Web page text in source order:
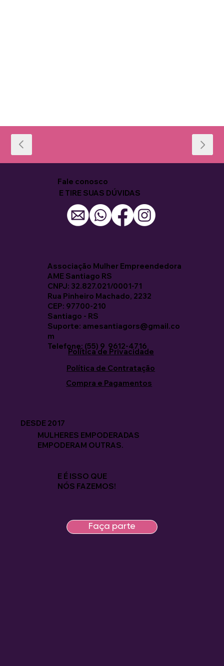
Fale conosco
E TIRE SUAS DÚVIDAS
Associação Mulher Empreendedora
AME Santiago RS
CNPJ: 32.827.021/0001-71
Rua Pinheiro Machado, 2232
CEP: 97700-210
Santiago - RS
Suporte: amesantiagors@gmail.co
m
Telefone: (55) 9 9612-4716
Política de Privacidade
Política de Contratação
Compra e Pagamentos
DESDE 2017
MULHERES EMPODERADAS
EMPODERAM OUTRAS.
E É ISSO QUE
NÓS FAZEMOS!
Faça parte